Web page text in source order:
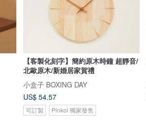
【客製化刻字】簡約原木時鐘 超靜音/
北歐原木/新婚居家賀禮
小盒子 BOXING DAY
US$ 54.57
可訂製 Pinkoi 獨家發售